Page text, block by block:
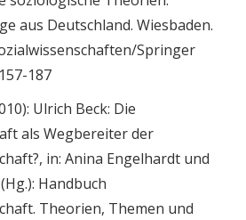
aus Deutschland. Wiesbaden.
Springer
187
Ulrich Beck: Die
als Wegbereiter der
in: Anina Engelhardt und
Handbuch
Theorien, Themen und